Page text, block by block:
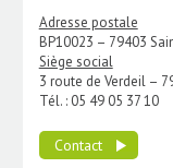
Adresse postale
BP10023 – 79403
Siège social
3 route de Verdeil –
Tél. : 05 49 05 37 10
Contact